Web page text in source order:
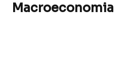
Macroeconomia